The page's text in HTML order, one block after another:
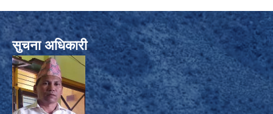
सुचना अधिकारी